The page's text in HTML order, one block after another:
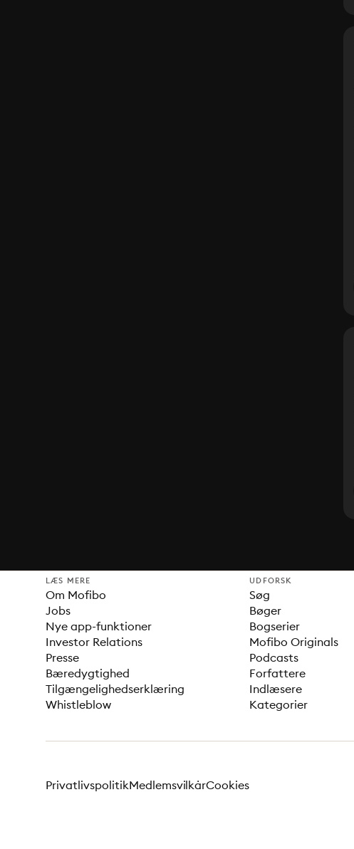
LÆS MERE
Om Mofibo
Jobs
Nye app-funktioner
Investor Relations
Presse
Bæredygtighed
Tilgængelighedserklæring
Whistleblow
UDFORSK
Søg
Bøger
Bogserier
Mofibo Originals
Podcasts
Forfattere
Indlæsere
Kategorier
PrivatlivspolitikMedlemsvilkårCookies